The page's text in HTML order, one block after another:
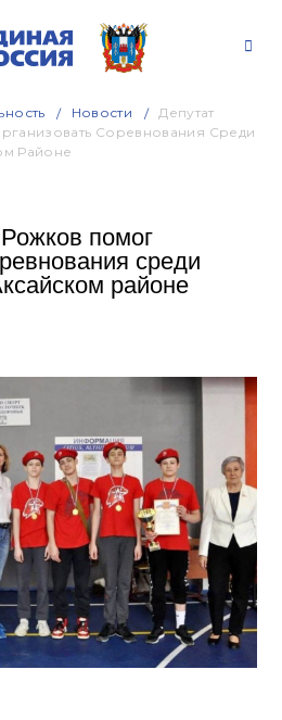
Новости
Депутат
Соревнования Среди
Районе
помог
среди
районе